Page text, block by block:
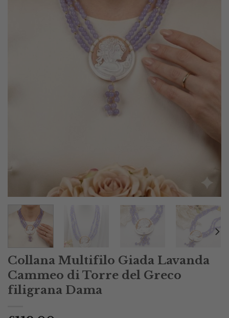
Collana Multifilo Giada Lavanda
Cammeo di Torre del Greco
filigrana Dama